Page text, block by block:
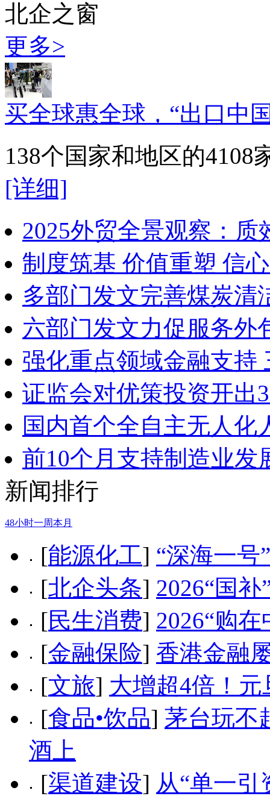
北企之窗
更多>
买全球惠全球，“出口中
138个国家和地区的4108
[详细]
2025外贸全景观察：
制度筑基 价值重塑 信
多部门发文完善煤炭清
六部门发文力促服务外
强化重点领域金融支持
证监会对优策投资开出
国内首个全自主无人化
前10个月支持制造业发
新闻排行
48小时一周本月
[能源化工] “深海一号
[北企头条] 2026“国
[民生消费] 2026“购
[金融保险] 香港金融
[文旅] 大增超4倍！
[食品•饮品] 茅台玩不
酒上
[渠道建设] 从“单一引